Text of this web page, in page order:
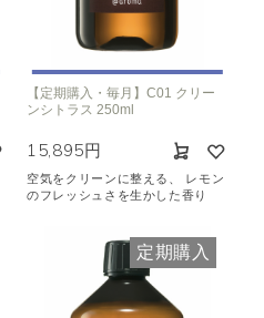
【定期購入・毎月】C01 クリー
ンシトラス 250ml
15,895円
空気をクリーンに整える、 レモン
のフレッシュさを生かした香り
定期購入